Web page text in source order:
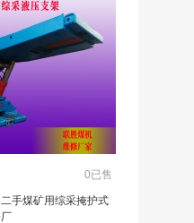
0已售
手煤矿用综采掩护式